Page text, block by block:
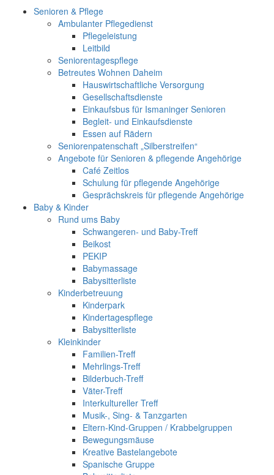
Senioren & Pflege
Ambulanter Pflegedienst
Pflegeleistung
Leitbild
Seniorentagespflege
Betreutes Wohnen Daheim
Hauswirtschaftliche Versorgung
Gesellschaftsdienste
Einkaufsbus für Ismaninger Senioren
Begleit- und Einkaufsdienste
Essen auf Rädern
Seniorenpatenschaft „Silberstreifen“
Angebote für Senioren & pflegende Angehörige
Café Zeitlos
Schulung für pflegende Angehörige
Gesprächskreis für pflegende Angehörige
Baby & Kinder
Rund ums Baby
Schwangeren- und Baby-Treff
Beikost
PEKIP
Babymassage
Babysitterliste
Kinderbetreuung
Kinderpark
Kindertagespflege
Babysitterliste
Kleinkinder
Familien-Treff
Mehrlings-Treff
Bilderbuch-Treff
Väter-Treff
Interkultureller Treff
Musik-, Sing- & Tanzgarten
Eltern-Kind-Gruppen / Krabbelgruppen
Bewegungsmäuse
Kreative Bastelangebote
Spanische Gruppe